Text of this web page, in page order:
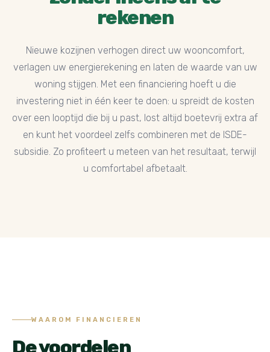
rekenen
Nieuwe kozijnen verhogen direct uw wooncomfort,
verlagen uw energierekening en laten de waarde van uw
woning stijgen. Met een financiering hoeft u die
investering niet in één keer te doen: u spreidt de kosten
over een looptijd die bij u past, lost altijd boetevrij extra af
en kunt het voordeel zelfs combineren met de ISDE-
subsidie. Zo profiteert u meteen van het resultaat, terwijl
u comfortabel afbetaalt.
WAAROM FINANCIEREN
De voordelen